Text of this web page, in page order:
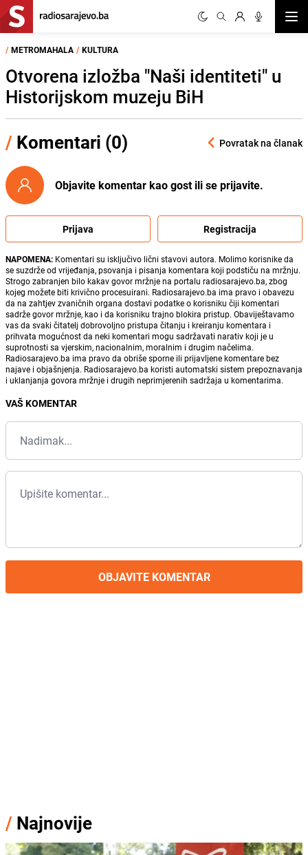
/ METROMAHALA / KULTURA
Otvorena izložba "Naši identiteti" u
Historijskom muzeju BiH
/ Komentari (0) Povratak na članak
Objavite komentar kao gost ili se prijavite.
Prijava Registracija
NAPOMENA: Komentari su isključivo lični stavovi autora. Molimo korisnike da
se suzdrže od vrijeđanja, psovanja i pisanja komentara koji podstiču na mržnju.
Strogo zabranjen bilo kakav govor mržnje na portalu radiosarajevo.ba, zbog
kojeg možete biti krivično procesuirani. Radiosarajevo.ba ima pravo i obavezu
da na zahtjev zvaničnih organa dostavi podatke o korisniku čiji komentari
sadrže govor mržnje, kao i da korisniku trajno blokira pristup. Obaviještavamo
vas da svaki čitatelj dobrovoljno pristupa čitanju i kreiranju komentara i
prihvata mogućnost da neki komentari mogu sadržavati narativ koji je u
suprotnosti sa vjerskim, nacionalnim, moralnim i drugim načelima.
Radiosarajevo.ba ima pravo da obriše sporne ili prijavljene komentare bez
najave i objašnjenja. Radiosarajevo.ba koristi automatski sistem prepoznavanja
i uklanjanja govora mržnje i drugih neprimjerenih sadržaja u komentarima.
VAŠ KOMENTAR
OBJAVITE KOMENTAR
/ Najnovije